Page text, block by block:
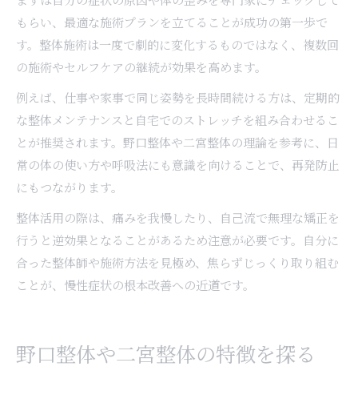
もらい、最適な施術プランを立てることが成功の第一歩で
す。整体施術は一度で劇的に変化するものではなく、複数回
の施術やセルフケアの継続が効果を高めます。
例えば、仕事や家事で同じ姿勢を長時間続ける方は、定期的
な整体メンテナンスと自宅でのストレッチを組み合わせるこ
とが推奨されます。野口整体や二宮整体の理論を参考に、日
常の体の使い方や呼吸法にも意識を向けることで、再発防止
にもつながります。
整体活用の際は、痛みを我慢したり、自己流で無理な矯正を
行うと逆効果となることがあるため注意が必要です。自分に
合った整体師や施術方法を見極め、焦らずじっくり取り組む
ことが、慢性症状の根本改善への近道です。
野口整体や二宮整体の特徴を探る